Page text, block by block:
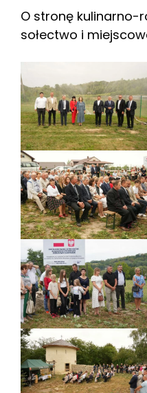
O stronę kulinarno-
sołectwo i